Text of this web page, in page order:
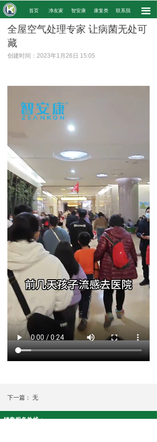
끀
. 首页 净友家 智安康 康复类 联系我 .
全屋空气处理专家 让病菌无处可
藏
创建时间： 2023年1月26日 15:05
下一篇： 无
销售服务热线：